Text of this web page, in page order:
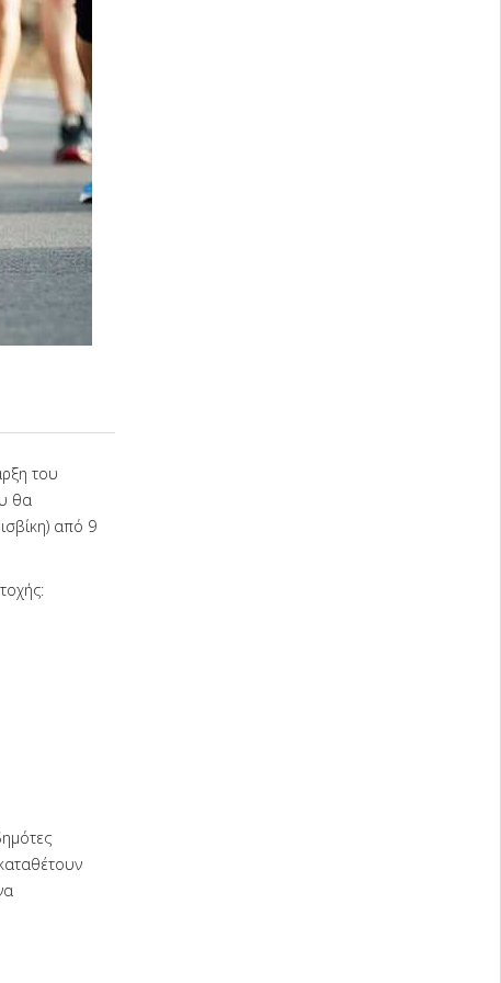
του
θα
από 9